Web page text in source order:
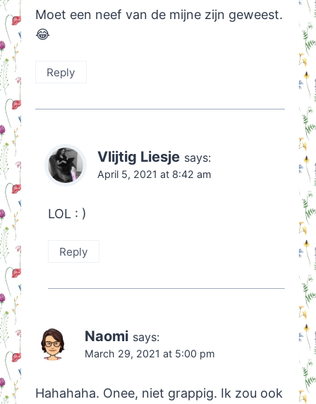
Moet een neef van de mijne zijn geweest.
😂
Reply
Vlijtig Liesje says:
April 5, 2021 at 8:42 am
LOL : )
Reply
Naomi says:
March 29, 2021 at 5:00 pm
Hahahaha. Onee, niet grappig. Ik zou ook